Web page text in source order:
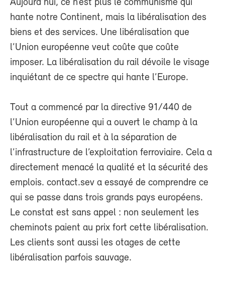
Aujourd’hui, ce n’est plus le communisme qui
hante notre Continent, mais la libéralisation des
biens et des services. Une libéralisation que
l’Union européenne veut coûte que coûte
imposer. La libéralisation du rail dévoile le visage
inquiétant de ce spectre qui hante l’Europe.
Tout a commencé par la directive 91/440 de
l’Union européenne qui a ouvert le champ à la
libéralisation du rail et à la séparation de
l’infrastructure de l’exploitation ferroviaire. Cela a
directement menacé la qualité et la sécurité des
emplois. contact.sev a essayé de comprendre ce
qui se passe dans trois grands pays européens.
Le constat est sans appel : non seulement les
cheminots paient au prix fort cette libéralisation.
Les clients sont aussi les otages de cette
libéralisation parfois sauvage.